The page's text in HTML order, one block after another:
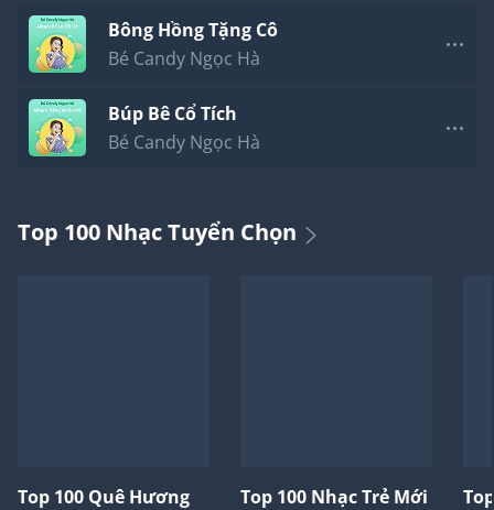
Bông Hồng Tặng Cô
Bé Candy Ngọc Hà
Búp Bê Cổ Tích
Bé Candy Ngọc Hà
Top 100 Nhạc Tuyển Chọn
Top 100 Quê Hương Top 100 Nhạc Trẻ Mới